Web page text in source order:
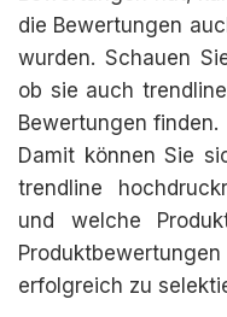
die Bewertungen
wurden. Schauen
ob sie auch
Bewertungen finden.
Damit können Sie
trendline
und welche
erfolgreich zu